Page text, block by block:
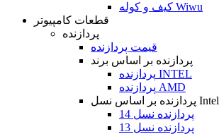
کیف و کوله Wiwu
قطعات کامپیوتر
پردازنده
قیمت پردازنده
پردازنده بر اساس برند
پردازنده INTEL
پردازنده AMD
پردازنده بر اساس نسل Intel
پردازنده نسل 14
پردازنده نسل 13